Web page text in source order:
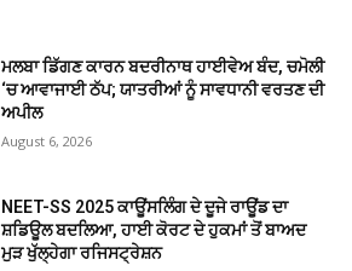
ਮਲਬਾ ਡਿੱਗਣ ਕਾਰਨ ਬਦਰੀਨਾਥ ਹਾਈਵੇਅ ਬੰਦ, ਚਮੋਲੀ
‘ਚ ਆਵਾਜਾਈ ਠੱਪ; ਯਾਤਰੀਆਂ ਨੂੰ ਸਾਵਧਾਨੀ ਵਰਤਣ ਦੀ
ਅਪੀਲ
August 6, 2026
NEET-SS 2025 ਕਾਊਂਸਲਿੰਗ ਦੇ ਦੂਜੇ ਰਾਊਂਡ ਦਾ
ਸ਼ਡਿਊਲ ਬਦਲਿਆ, ਹਾਈ ਕੋਰਟ ਦੇ ਹੁਕਮਾਂ ਤੋਂ ਬਾਅਦ
ਮੁੜ ਖੁੱਲ੍ਹੇਗਾ ਰਜਿਸਟ੍ਰੇਸ਼ਨ